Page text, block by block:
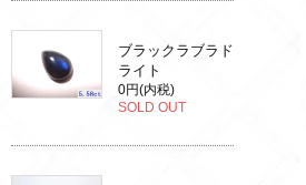
ブラックラブラド
ライト
0円(内税)
SOLD OUT